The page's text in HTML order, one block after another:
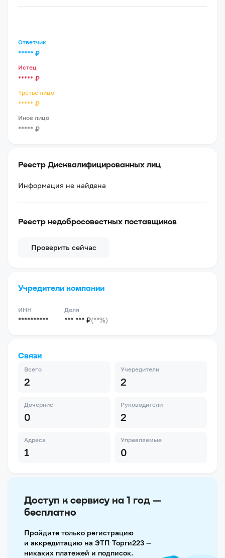
Ответчик
***** ₽
Истец
***** ₽
Третье лицо
***** ₽
Иное лицо
***** ₽
Реестр Дисквалифицированных лиц
Информация не найдена
Реестр недобросовестных поставщиков
Проверить сейчас
Учредители компании
ИНН
**********
Доля
*** *** ₽(**%)
Связи
Всего
2
Учередители
2
Дочерние
0
Руководители
2
Адреса
1
Управляемые
0
Доступ к сервису на 1 год —
бесплатно
Пройдите только регистрацию
и аккредитацию на ЭТП Торги223 —
никаких платежей и подписок.